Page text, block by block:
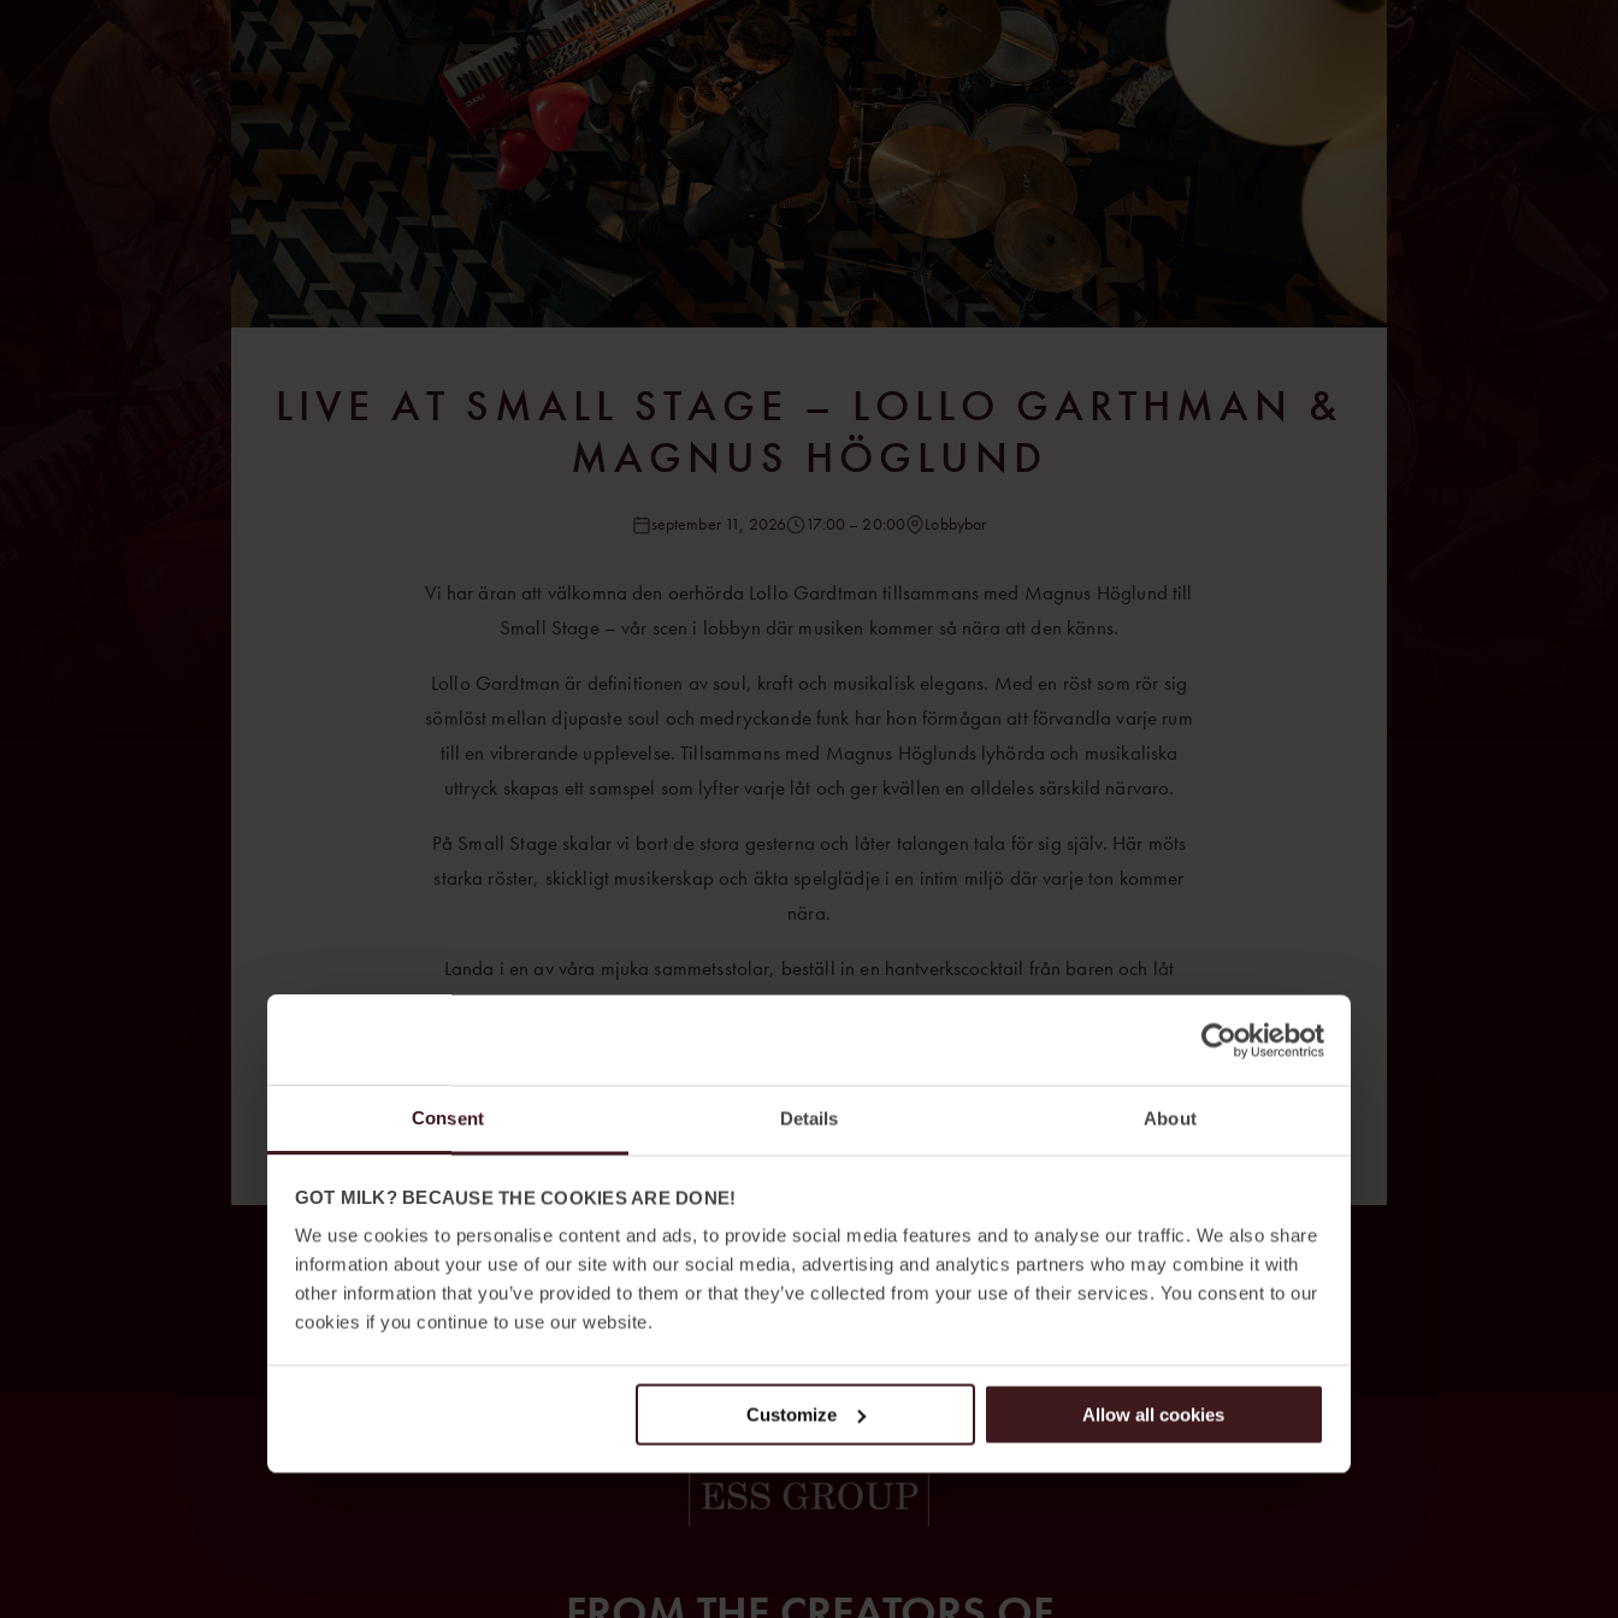
Consent Details About
GOT MILK? BECAUSE THE COOKIES ARE DONE!
We use cookies to personalise content and ads, to provide social media features and to analyse our traffic. We also share
information about your use of our site with our social media, advertising and analytics partners who may combine it with
other information that you’ve provided to them or that they’ve collected from your use of their services. You consent to our
cookies if you continue to use our website.
Customize Allow all cookies
LIVE AT SMALL STAGE – LOLLO GARTHMAN &
MAGNUS HÖGLUND
september 11, 2026 17:00 – 20:00 Lobbybar
Vi har äran att välkomna den oerhörda Lollo Gardtman tillsammans med Magnus Höglund till
Small Stage – vår scen i lobbyn där musiken kommer så nära att den känns.
Lollo Gardtman är definitionen av soul, kraft och musikalisk elegans. Med en röst som rör sig
sömlöst mellan djupaste soul och medryckande funk har hon förmågan att förvandla varje rum
till en vibrerande upplevelse. Tillsammans med Magnus Höglunds lyhörda och musikaliska
uttryck skapas ett samspel som lyfter varje låt och ger kvällen en alldeles särskild närvaro.
På Small Stage skalar vi bort de stora gesterna och låter talangen tala för sig själv. Här möts
starka röster, skickligt musikerskap och äkta spelglädje i en intim miljö där varje ton kommer
nära.
Landa i en av våra mjuka sammetsstolar, beställ in en hantverkscocktail från baren och låt
Lollo och Magnus sätta tonen för kvällen. Oavsett om du är en hängiven soulälskare eller bara
Inga biljetter krävs – det är bara att komma förbi!